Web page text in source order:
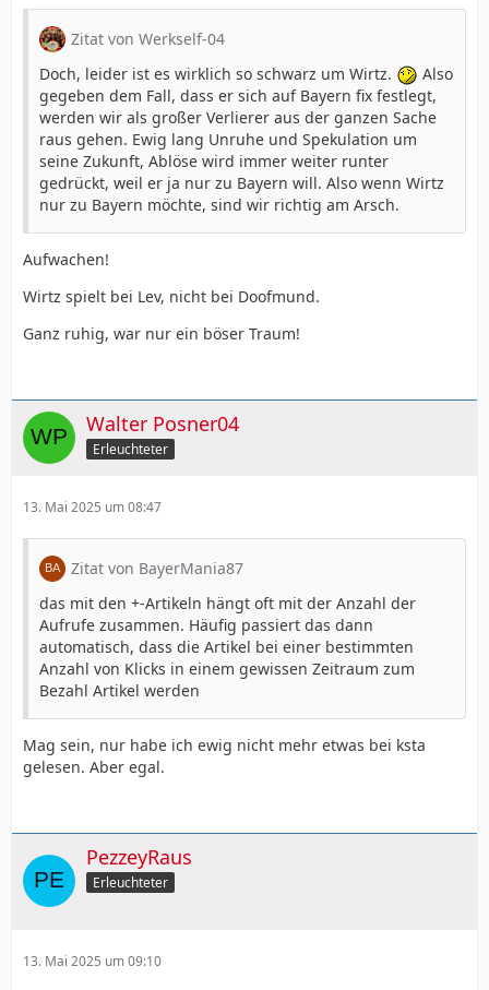
Zitat von Werkself-04
Doch, leider ist es wirklich so schwarz um Wirtz.
Also
gegeben dem Fall, dass er sich auf Bayern fix festlegt,
werden wir als großer Verlierer aus der ganzen Sache
raus gehen. Ewig lang Unruhe und Spekulation um
seine Zukunft, Ablöse wird immer weiter runter
gedrückt, weil er ja nur zu Bayern will. Also wenn Wirtz
nur zu Bayern möchte, sind wir richtig am Arsch.
Aufwachen!
Wirtz spielt bei Lev, nicht bei Doofmund.
Ganz ruhig, war nur ein böser Traum!
Walter Posner04
Erleuchteter
13. Mai 2025 um 08:47
Zitat von BayerMania87
das mit den +-Artikeln hängt oft mit der Anzahl der
Aufrufe zusammen. Häufig passiert das dann
automatisch, dass die Artikel bei einer bestimmten
Anzahl von Klicks in einem gewissen Zeitraum zum
Bezahl Artikel werden
Mag sein, nur habe ich ewig nicht mehr etwas bei ksta
gelesen. Aber egal.
PezzeyRaus
Erleuchteter
13. Mai 2025 um 09:10